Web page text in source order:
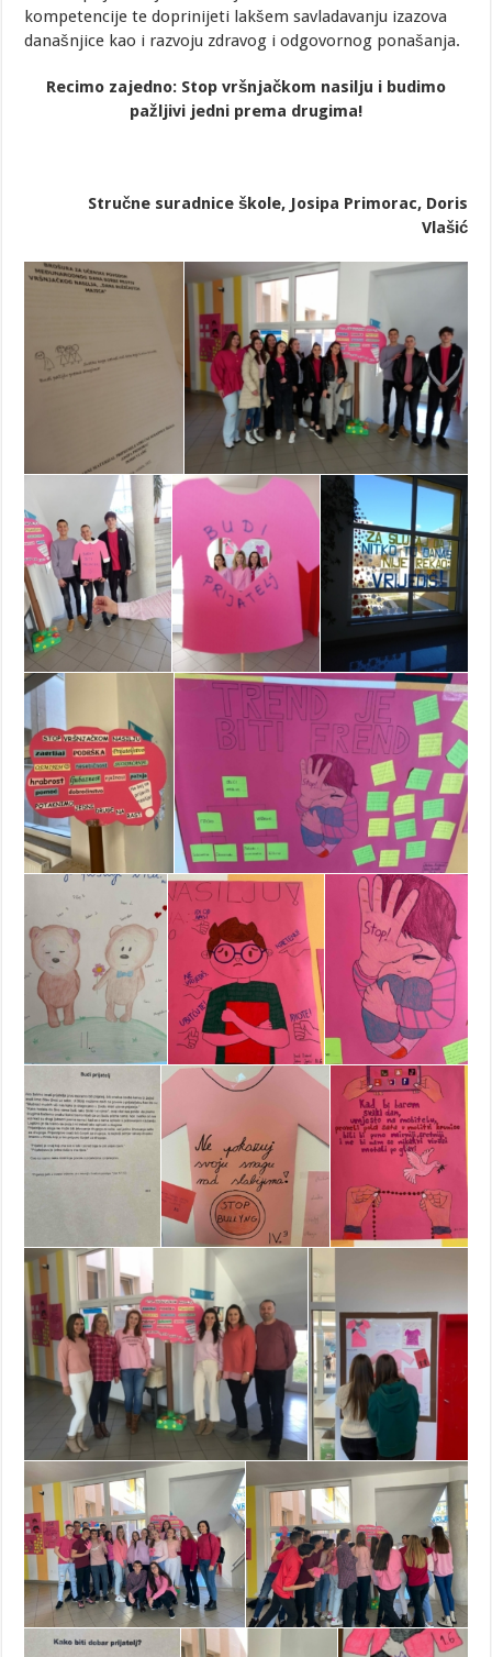
kompetencije te doprinijeti lakšem savladavanju izazova
današnjice kao i razvoju zdravog i odgovornog ponašanja.
Recimo zajedno: Stop vršnjačkom nasilju i budimo
pažljivi jedni prema drugima!
Stručne suradnice škole, Josipa Primorac, Doris
Vlašić